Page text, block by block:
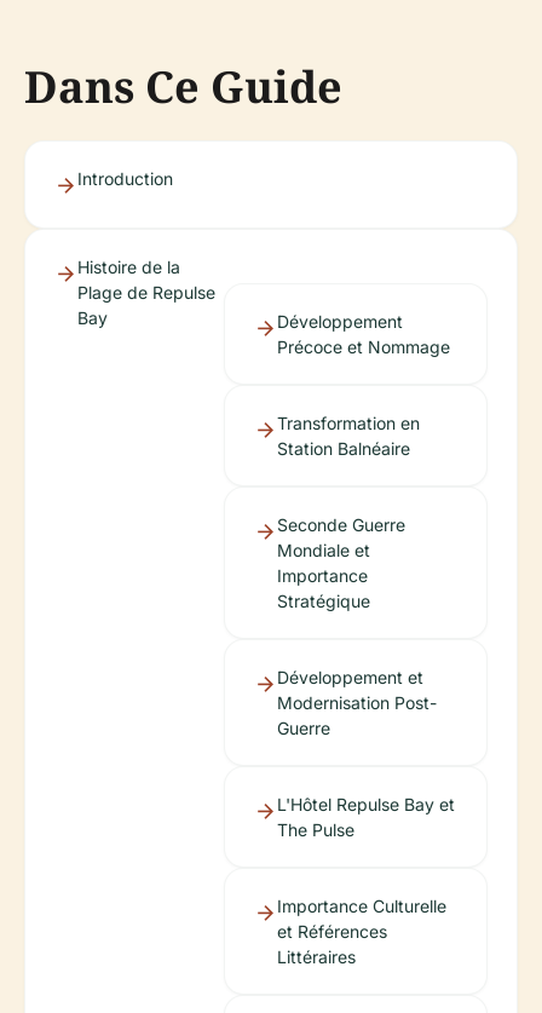
Dans Ce Guide
Introduction
Histoire de la
Plage de Repulse
Bay
Développement
Précoce et Nommage
Transformation en
Station Balnéaire
Seconde Guerre
Mondiale et
Importance
Stratégique
Développement et
Modernisation Post-
Guerre
L'Hôtel Repulse Bay et
The Pulse
Importance Culturelle
et Références
Littéraires